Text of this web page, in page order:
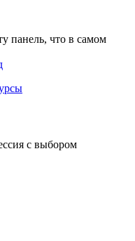
панель, что в самом
с выбором